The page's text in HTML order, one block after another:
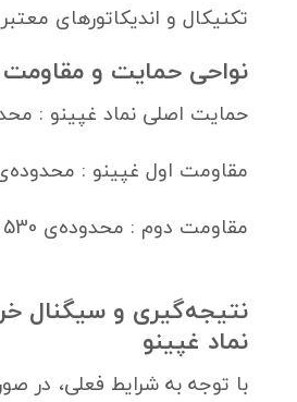
تکنیکال و اندیکاتورهای
نواحی حمایت و
حمایت اصلی نماد غپینو : محدوده‌ی
مقاومت اول غپینو : محدوده‌ی 450
مقاومت دوم : محدوده‌ی 530 تومان
نتیجه‌گیری و سیگنال
نماد غپینو
با توجه به شرایط فعلی، در